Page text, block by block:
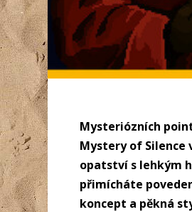
Mysteriózních
Mystery of Silence
opatství s lehkým
přimícháte
koncept a pěkná